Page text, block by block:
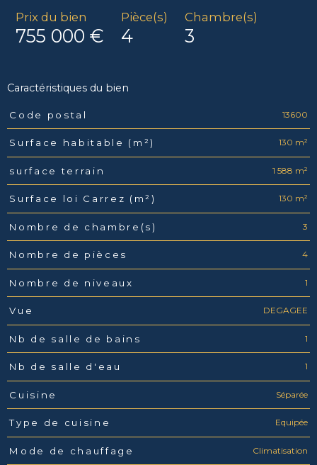
Prix du bien
755 000 €
Pièce(s)
4
Chambre(s)
3
Caractéristiques du bien
Caractéristiques Valeurs
Code postal 13600
Surface habitable (m²) 130 m²
surface terrain 1 588 m²
Surface loi Carrez (m²) 130 m²
Nombre de chambre(s) 3
Nombre de pièces 4
Nombre de niveaux 1
Vue DEGAGEE
Nb de salle de bains 1
Nb de salle d'eau 1
Cuisine Séparée
Type de cuisine Equipée
Mode de chauffage Climatisation